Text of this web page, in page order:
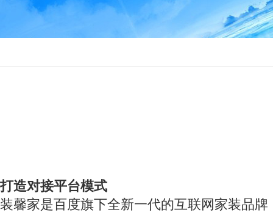
打造对接平台模式
装馨家是百度旗下全新一代的互联网家装品牌